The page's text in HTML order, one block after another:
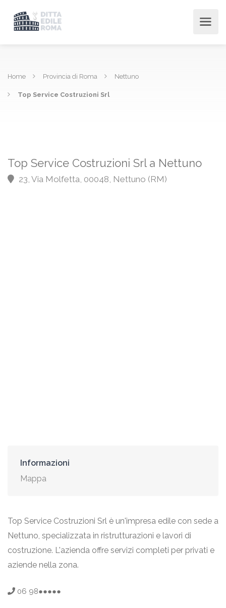
Home Provincia di Roma Nettuno
Top Service Costruzioni Srl
Top Service Costruzioni Srl a Nettuno
23, Via Molfetta, 00048, Nettuno (RM)
Informazioni
Mappa
Top Service Costruzioni Srl è un'impresa edile con sede a
Nettuno, specializzata in ristrutturazioni e lavori di
costruzione. L'azienda offre servizi completi per privati e
aziende nella zona.
06 98●●●●●